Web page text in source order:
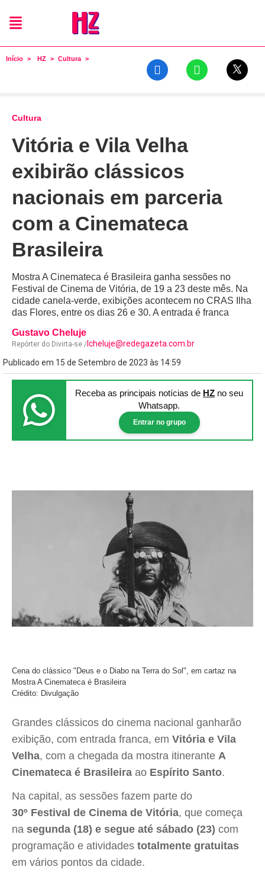
Início HZ Cultura
Cultura
Vitória e Vila Velha
exibirão clássicos
nacionais em parceria
com a Cinemateca
Brasileira
Mostra A Cinemateca é Brasileira ganha sessões no
Festival de Cinema de Vitória, de 19 a 23 deste mês. Na
cidade canela-verde, exibições acontecem no CRAS Ilha
das Flores, entre os dias 26 e 30. A entrada é franca
Gustavo Cheluje
Repórter do Divirta-se / lcheluje@redegazeta.com.br
Publicado em 15 de Setembro de 2023 às 14:59
Receba as principais notícias de HZ no seu
Whatsapp.
Entrar no grupo
Cena do clássico "Deus e o Diabo na Terra do Sol", em cartaz na
Mostra A Cinemateca é Brasileira
Crédito: Divulgação
Grandes clássicos do cinema nacional ganharão
exibição, com entrada franca, em Vitória e Vila
Velha, com a chegada da mostra itinerante A
Cinemateca é Brasileira ao Espírito Santo.
Na capital, as sessões fazem parte do
30º Festival de Cinema de Vitória, que começa
na segunda (18) e segue até sábado (23) com
programação e atividades totalmente gratuitas
em vários pontos da cidade.